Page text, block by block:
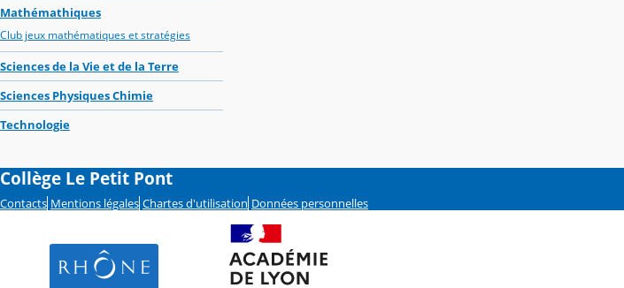
Mathémathiques
Club jeux mathématiques et stratégies
Sciences de la Vie et de la Terre
Sciences Physiques Chimie
Technologie
Collège Le Petit Pont
Contacts Mentions légales Chartes d'utilisation Données personnelles